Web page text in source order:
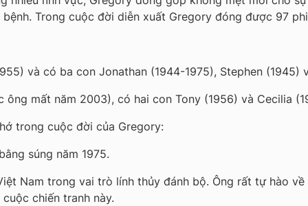
Trong cuộc đời diễn xuất Gregory đóng được 97
và có ba con Jonathan (1944-1975), Stephen (1945)
ông mất năm 2003), có hai con Tony (1956) và Cecilia
trong cuộc đời của Gregory:
súng năm 1975.
Nam trong vai trò lính thủy đánh bộ. Ông rất tự hào
chiến tranh này.